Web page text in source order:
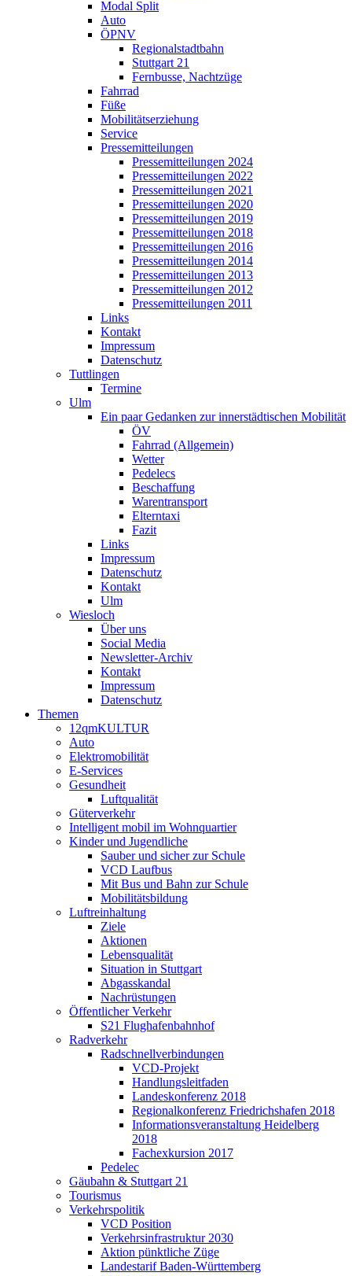
Modal Split
Auto
ÖPNV
Regionalstadtbahn
Stuttgart 21
Fernbusse, Nachtzüge
Fahrrad
Füße
Mobilitätserziehung
Service
Pressemitteilungen
Pressemitteilungen 2024
Pressemitteilungen 2022
Pressemitteilungen 2021
Pressemitteilungen 2020
Pressemitteilungen 2019
Pressemitteilungen 2018
Pressemitteilungen 2016
Pressemitteilungen 2014
Pressemitteilungen 2013
Pressemitteilungen 2012
Pressemitteilungen 2011
Links
Kontakt
Impressum
Datenschutz
Tuttlingen
Termine
Ulm
Ein paar Gedanken zur innerstädtischen Mobilität
ÖV
Fahrrad (Allgemein)
Wetter
Pedelecs
Beschaffung
Warentransport
Elterntaxi
Fazit
Links
Impressum
Datenschutz
Kontakt
Ulm
Wiesloch
Über uns
Social Media
Newsletter-Archiv
Kontakt
Impressum
Datenschutz
Themen
12qmKULTUR
Auto
Elektromobilität
E-Services
Gesundheit
Luftqualität
Güterverkehr
Intelligent mobil im Wohnquartier
Kinder und Jugendliche
Sauber und sicher zur Schule
VCD Laufbus
Mit Bus und Bahn zur Schule
Mobilitätsbildung
Luftreinhaltung
Ziele
Aktionen
Lebensqualität
Situation in Stuttgart
Abgasskandal
Nachrüstungen
Öffentlicher Verkehr
S21 Flughafenbahnhof
Radverkehr
Radschnellverbindungen
VCD-Projekt
Handlungsleitfaden
Landeskonferenz 2018
Regionalkonferenz Friedrichshafen 2018
Informationsveranstaltung Heidelberg
2018
Fachexkursion 2017
Pedelec
Gäubahn & Stuttgart 21
Tourismus
Verkehrspolitik
VCD Position
Verkehrsinfrastruktur 2030
Aktion pünktliche Züge
Landestarif Baden-Württemberg